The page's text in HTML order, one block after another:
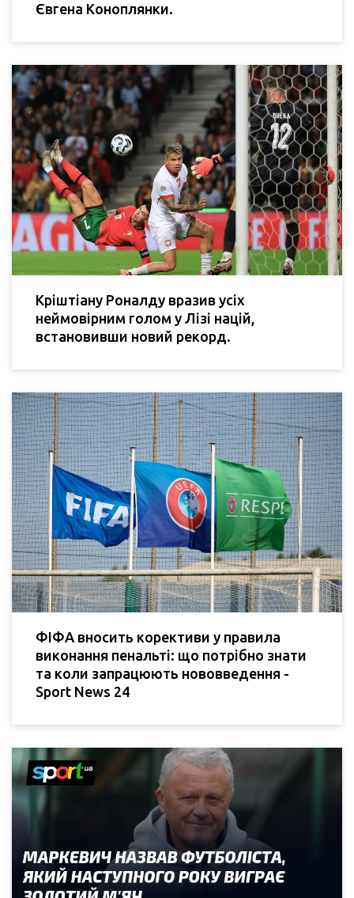
Євгена Коноплянки.
Кріштіану Роналду вразив усіх
неймовірним голом у Лізі націй,
встановивши новий рекорд.
ФІФА вносить корективи у правила
виконання пенальті: що потрібно знати
та коли запрацюють нововведення -
Sport News 24